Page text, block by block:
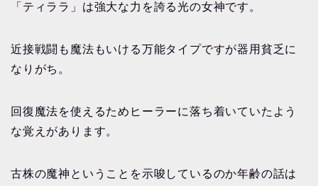
「ティララ」は強大な力を誇る光の女神です。
近接戦闘も魔法もいける万能タイプですが器用貧乏に
なりがち。
回復魔法を使えるためヒーラーに落ち着いていたよう
な覚えがあります。
古株の魔神ということを示唆しているのか年齢の話は